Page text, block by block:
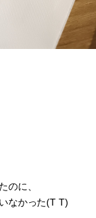
のに、
なかった(T T)